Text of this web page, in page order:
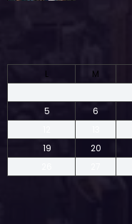
L
M
5
6
19
20